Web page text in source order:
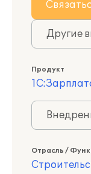
Другие
Продукт
Отрасль /